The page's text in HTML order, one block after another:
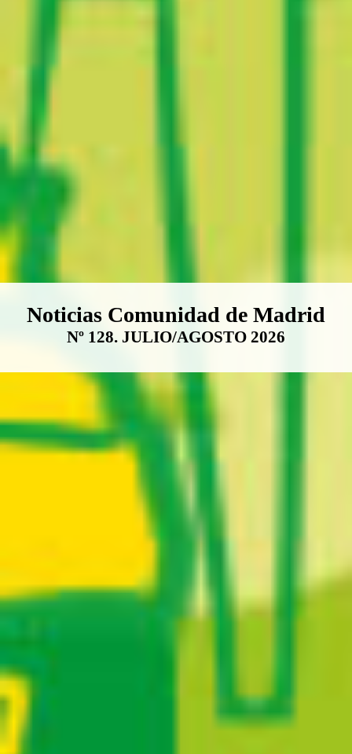
Boletín Noticias Comunidad de
Noticias Comunidad de Madrid
Nº 128. JULIO/AGOSTO 2026